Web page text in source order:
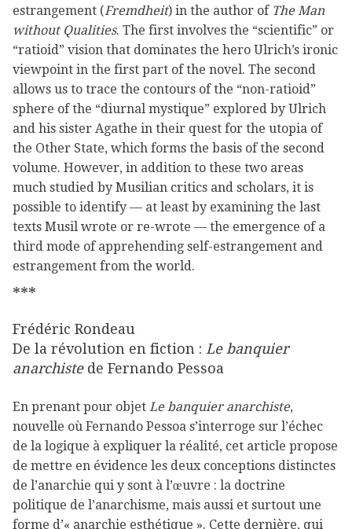
estrangement (Fremdheit) in the author of The Man
without Qualities. The first involves the “scientific” or
“ratioid” vision that dominates the hero Ulrich’s ironic
viewpoint in the first part of the novel. The second
allows us to trace the contours of the “non-ratioid”
sphere of the “diurnal mystique” explored by Ulrich
and his sister Agathe in their quest for the utopia of
the Other State, which forms the basis of the second
volume. However, in addition to these two areas
much studied by Musilian critics and scholars, it is
possible to identify — at least by examining the last
texts Musil wrote or re-wrote — the emergence of a
third mode of apprehending self-estrangement and
estrangement from the world.
***
Frédéric Rondeau
De la révolution en fiction : Le banquier
anarchistede Fernando Pessoa
En prenant pour objet Le banquier anarchiste,
nouvelle où Fernando Pessoa s’interroge sur l’échec
de la logique à expliquer la réalité, cet article propose
de mettre en évidence les deux conceptions distinctes
de l’anarchie qui y sont à l’œuvre : la doctrine
politique de l’anarchisme, mais aussi et surtout une
forme d’« anarchie esthétique ». Cette dernière, qui